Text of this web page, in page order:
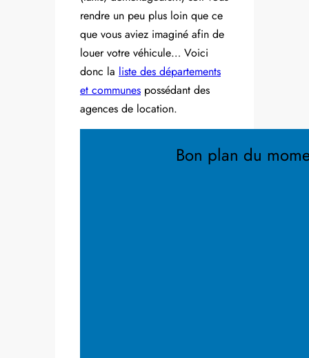
rendre un peu plus loin que ce
que vous aviez imaginé afin de
louer votre véhicule… Voici
donc la liste des départements
et communes possédant des
agences de location.
Bon plan du